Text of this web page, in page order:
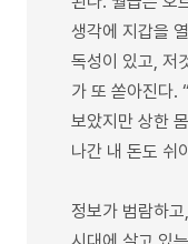
생각에 지갑을
독성이 있고, 저
가 또 쏟아진다.
보았지만 상한
나간 내 돈도 쉬
정보가 범람하